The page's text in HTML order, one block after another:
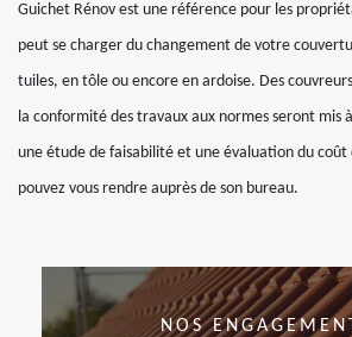
Guichet Rénov est une référence pour les
peut se charger du changement de votre
tuiles, en tôle ou encore en ardoise. Des
la conformité des travaux aux normes seront mis
une étude de faisabilité et une évaluation du coût
pouvez vous rendre auprès de son bureau.
NOS